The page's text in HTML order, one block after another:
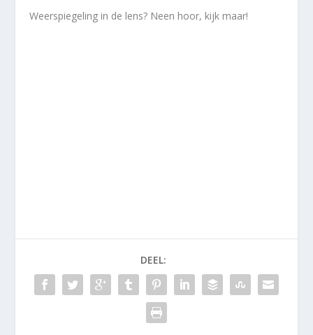
Weerspiegeling in de lens? Neen hoor, kijk maar!
DEEL: